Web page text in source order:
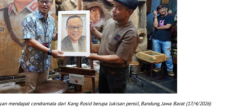
mendapat cendramata dari Kang Rosid berupa lukisan pensil, Bandung, Jawa Barat (17/4/2026)